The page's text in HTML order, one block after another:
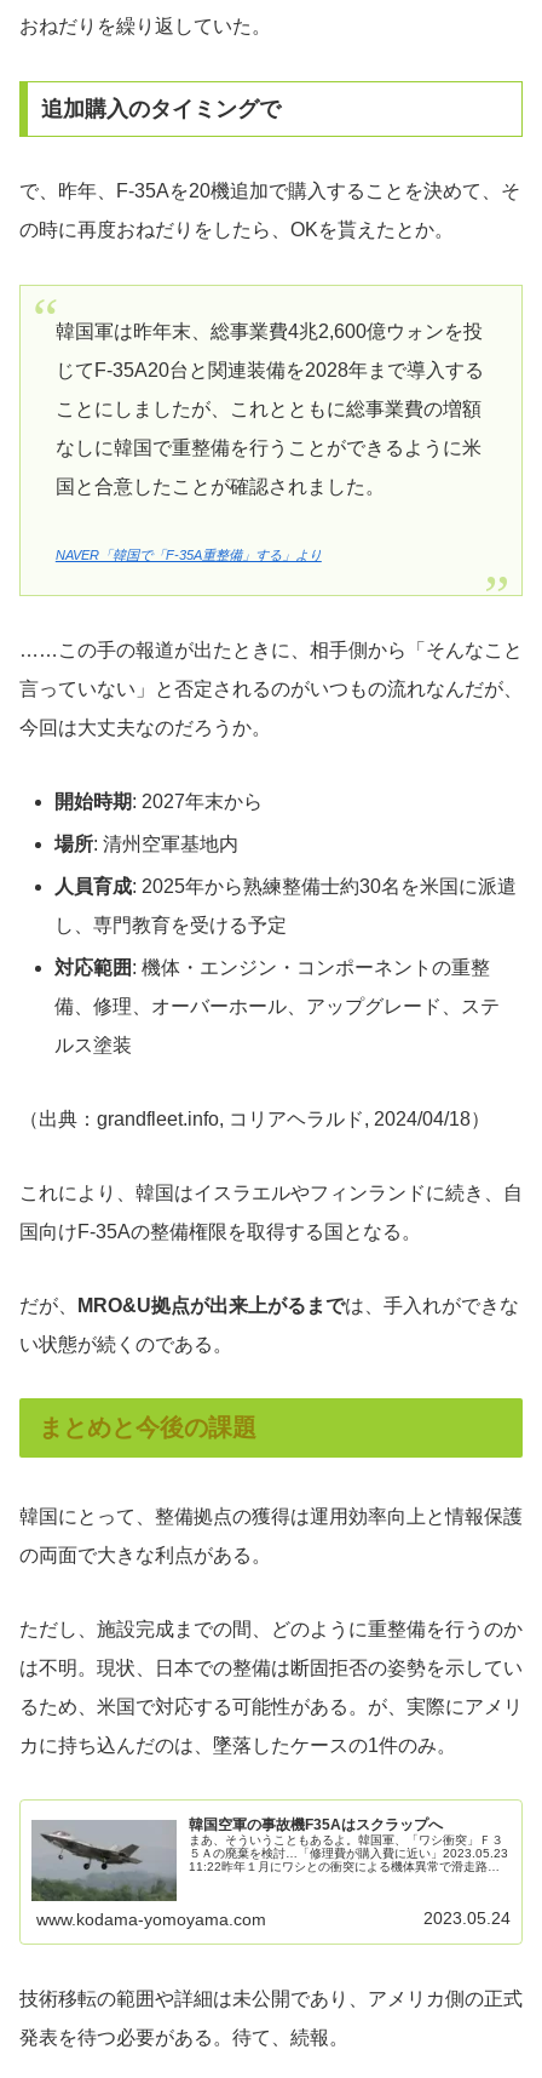
おねだりを繰り返していた。
追加購入のタイミングで
で、昨年、F-35Aを20機追加で購入することを決めて、そ
の時に再度おねだりをしたら、OKを貰えたとか。
韓国軍は昨年末、総事業費4兆2,600億ウォンを投
じてF-35A20台と関連装備を2028年まで導入する
ことにしましたが、これとともに総事業費の増額
なしに韓国で重整備を行うことができるように米
国と合意したことが確認されました。
NAVER「韓国で「F-35A重整備」する」より
……この手の報道が出たときに、相手側から「そんなこと
言っていない」と否定されるのがいつもの流れなんだが、
今回は大丈夫なのだろうか。
開始時期: 2027年末から
場所: 清州空軍基地内
人員育成: 2025年から熟練整備士約30名を米国に派遣
し、専門教育を受ける予定
対応範囲: 機体・エンジン・コンポーネントの重整
備、修理、オーバーホール、アップグレード、ステ
ルス塗装
（出典：grandfleet.info, コリアヘラルド, 2024/04/18）
これにより、韓国はイスラエルやフィンランドに続き、自
国向けF-35Aの整備権限を取得する国となる。
だが、 MRO&U拠点が出来上がるまでは、手入れができな
い状態が続くのである。
まとめと今後の課題
韓国にとって、整備拠点の獲得は運用効率向上と情報保護
の両面で大きな利点がある。
ただし、施設完成までの間、どのように重整備を行うのか
は不明。現状、日本での整備は断固拒否の姿勢を示してい
るため、米国で対応する可能性がある。が、実際にアメリ
カに持ち込んだのは、墜落したケースの1件のみ。
韓国空軍の事故機F35Aはスクラップへ
まあ、そういうこともあるよ。韓国軍、「ワシ衝突」Ｆ３
５Ａの廃棄を検討…「修理費が購入費に近い」2023.05.23
11:22昨年１月にワシとの衝突による機体異常で滑走路に
www.kodama-yomoyama.com 2023.05.24
技術移転の範囲や詳細は未公開であり、アメリカ側の正式
発表を待つ必要がある。待て、続報。